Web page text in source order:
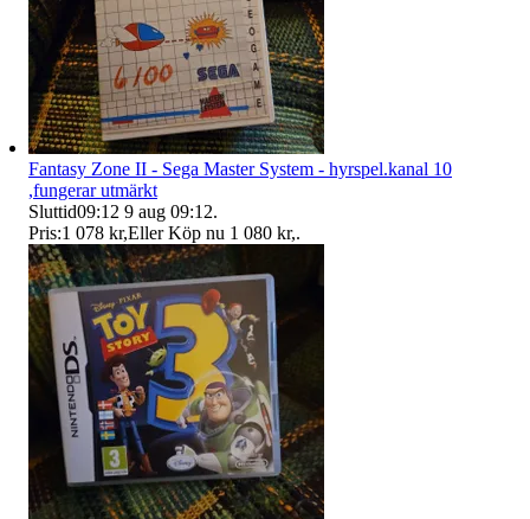
Fantasy Zone II - Sega Master System - hyrspel.kanal 10
,fungerar utmärkt
Sluttid09:12 9 aug 09:12.
Pris:1 078 kr,Eller Köp nu 1 080 kr,.